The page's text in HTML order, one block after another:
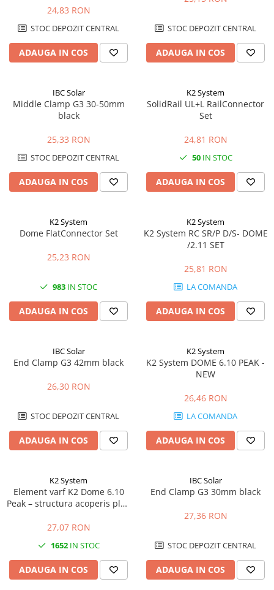
24,83 RON
STOC DEPOZIT CENTRAL
ADAUGA IN COS
STOC DEPOZIT CENTRAL
ADAUGA IN COS
IBC Solar
Middle Clamp G3 30-50mm
black
25,33 RON
STOC DEPOZIT CENTRAL
ADAUGA IN COS
K2 System
SolidRail UL+L RailConnector
Set
24,81 RON
50IN STOC
ADAUGA IN COS
K2 System
Dome FlatConnector Set
25,23 RON
983 IN STOC
ADAUGA IN COS
K2 System
K2 System RC SR/P D/S- DOME
/2.11 SET
25,81 RON
LA COMANDA
ADAUGA IN COS
IBC Solar
End Clamp G3 42mm black
26,30 RON
STOC DEPOZIT CENTRAL
ADAUGA IN COS
K2 System
K2 System DOME 6.10 PEAK -
NEW
26,46 RON
LA COMANDA
ADAUGA IN COS
K2 System
Element varf K2 Dome 6.10
Peak – structura acoperis plat,
27,07 RON
1652IN STOC
ADAUGA IN COS
IBC Solar
End Clamp G3 30mm black
27,36 RON
STOC DEPOZIT CENTRAL
ADAUGA IN COS